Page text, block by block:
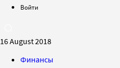
Войти
16 August 2018
Финансы